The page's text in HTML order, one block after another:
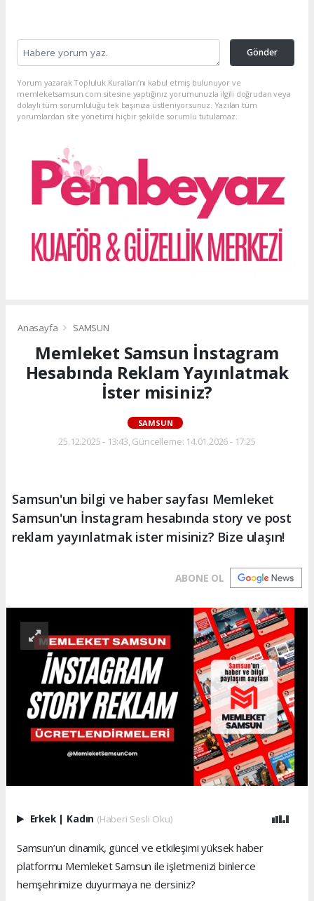
Gönder
Yorum yazarak Topluluk Kuralları’nı kabul etmiş bulunuyor ve
memleketsamsun.com sitesine yaptığınız yorumunuzla ilgili doğrudan veya
dolaylı tüm sorumluluğu tek başınıza üstleniyorsunuz. Yazılan tüm
yorumlardan site yönetimi hiçbir şekilde sorumlu tutulamaz.
Anasayfa SAMSUN
Memleket Samsun İnstagram
Hesabında Reklam Yayınlatmak
İster misiniz?
SAMSUN
25.12.2025 - 13:43, Güncelleme: 14.01.2026 - 17:25
Samsun'un bilgi ve haber sayfası Memleket
Samsun'un İnstagram hesabında story ve post
reklam yayınlatmak ister misiniz? Bize ulaşın!
ABONE OL
Erkek Kadın (Haberi Sesli Oku)
Samsun’un dinamik, güncel ve etkileşimi yüksek haber
platformu Memleket Samsun ile işletmenizi binlerce
hemşehrimize duyurmaya ne dersiniz?